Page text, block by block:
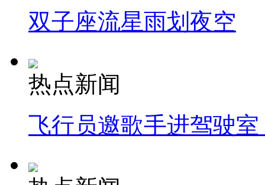
双子座流星雨划夜空
热点新闻
飞行员邀歌手进驾驶